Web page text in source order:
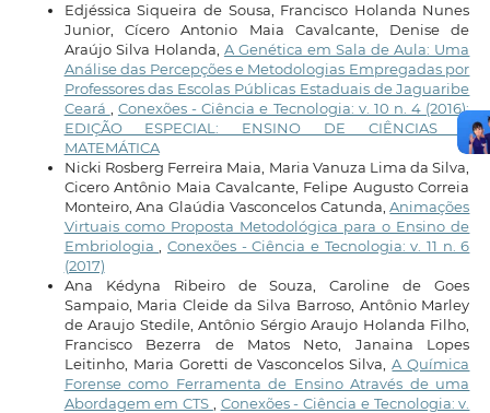
Edjéssica Siqueira de Sousa, Francisco Holanda Nunes
Junior, Cícero Antonio Maia Cavalcante, Denise de
Araújo Silva Holanda, A Genética em Sala de Aula: Uma
Análise das Percepções e Metodologias Empregadas por
Professores das Escolas Públicas Estaduais de Jaguaribe
Ceará
Conexões - Ciência e Tecnologia: v. 10 n. 4 (2016):
EDIÇÃO ESPECIAL: ENSINO DE CIÊNCIAS E
MATEMÁTICA
Nicki Rosberg Ferreira Maia, Maria Vanuza Lima da Silva,
Cicero Antônio Maia Cavalcante, Felipe Augusto Correia
Monteiro, Ana Glaúdia Vasconcelos Catunda,Animações
Virtuais como Proposta Metodológica para o Ensino de
Embriologia
Conexões - Ciência e Tecnologia: v. 11 n. 6
(2017)
Ana Kédyna Ribeiro de Souza, Caroline de Goes
Sampaio, Maria Cleide da Silva Barroso, Antônio Marley
de Araujo Stedile, Antônio Sérgio Araujo Holanda Filho,
Francisco Bezerra de Matos Neto, Janaina Lopes
Leitinho, Maria Goretti de Vasconcelos Silva,A Química
Forense como Ferramenta de Ensino Através de uma
Abordagem em CTS
Conexões - Ciência e Tecnologia: v.